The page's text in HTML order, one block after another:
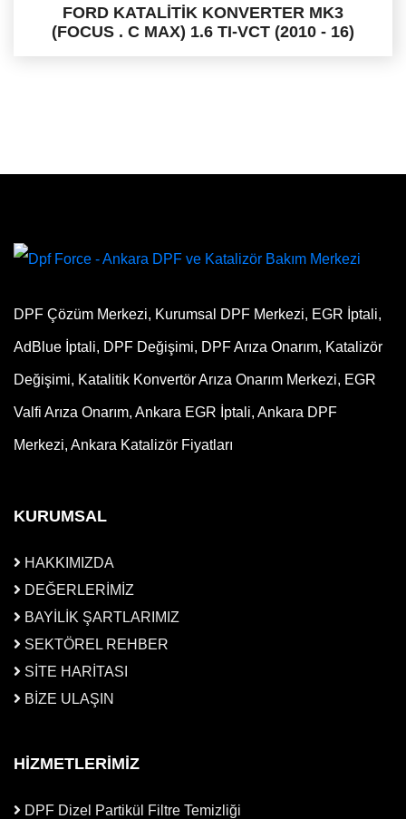
FORD KATALİTİK KONVERTER MK3
(FOCUS . C MAX) 1.6 TI-VCT (2010 - 16)
DPF Çözüm Merkezi, Kurumsal DPF Merkezi, EGR İptali,
AdBlue İptali, DPF Değişimi, DPF Arıza Onarım, Katalizör
Değişimi, Katalitik Konvertör Arıza Onarım Merkezi, EGR
Valfi Arıza Onarım, Ankara EGR İptali, Ankara DPF
Merkezi, Ankara Katalizör Fiyatları
KURUMSAL
HAKKIMIZDA
DEĞERLERİMİZ
BAYİLİK ŞARTLARIMIZ
SEKTÖREL REHBER
SİTE HARİTASI
BİZE ULAŞIN
HİZMETLERİMİZ
DPF Dizel Partikül Filtre Temizliği